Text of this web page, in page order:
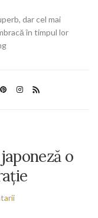
dar cel mai
în timpul lor
o